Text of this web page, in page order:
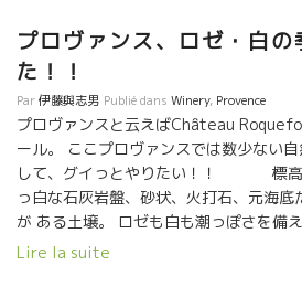
プロヴァンス、ロゼ・白
た！！
Par伊藤與志男 Publié dans Winery, Provence
プロヴァンスと云えばChâteau
ール。 ここプロヴァンスでは数少ない
して、グイっとやりたい！！ 標高
っ白な石灰岩盤、砂状、火打石、元海
が ある土壌。 ロゼも白も潮っぽさを備
感がたまらない。 ミネラル感はビオ
Lire la suite